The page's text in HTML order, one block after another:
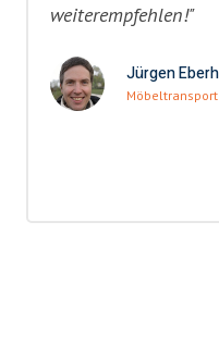
weiterempfehlen!"
Jürgen